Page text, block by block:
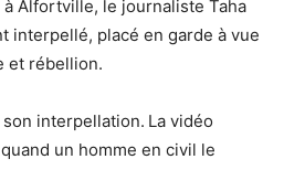
Alfortville, le journaliste Taha
interpellé, placé en garde à vue
et rébellion.
interpellation. La vidéo
un homme en civil le